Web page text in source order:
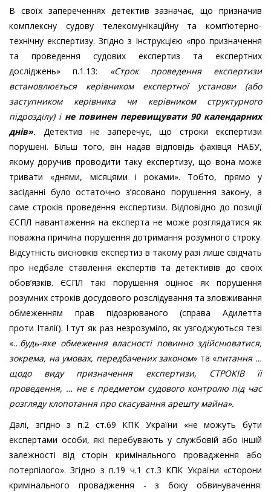
В своїх запереченнях детектив зазначає, що призначив
комплексну судову телекомунікаційну та комп’ютерно-
технічну експертизу. Згідно з Інструкцією «про призначення
та проведення судових експертиз та експертних
досліджень» п.1.13: «Строк проведення експертизи
встановлюється керівником експертної установи (або
заступником керівника чи керівником структурного
підрозділу) і не повинен перевищувати 90 календарних
днів». Детектив не заперечує, що строки експертизи
порушені. Більш того, він надав відповідь фахівця НАБУ,
якому доручив проводити таку експертизу, що вона може
тривати «днями, місяцями і роками». Тобто, прямо у
засіданні було остаточно з’ясовано порушення закону, а
саме строків проведення експертизи. Відповідно до позиції
ЄСПЛ навантаження на експерта не може розглядатися як
поважна причина порушення дотримання розумного строку.
Відсутність висновків експертиз в такому разі лише свідчать
про недбале ставлення експертів та детективів до своїх
обов’язків. ЄСПЛ такі порушення оцінює як порушення
розумних строків досудового розслідування та зловживання
обмеженням прав підозрюваного (справа Адилетта
проти Італії). І тут як раз незрозуміло, як узгоджуються тезі
«…будь-яке обмеження власності повинно здійснюватися,
зокрема, на умовах, передбачених законом» та «питання …
щодо виду призначення експертизи, СТРОКІВ її
проведення, … не є предметом судового контролю під час
розгляду клопотання про скасування арешту майна».
Далі, згідно з п.2 ст.69 КПК України «не можуть бути
експертами особи, які перебувають у службовій або іншій
залежності від сторін кримінального провадження або
потерпілого». Згідно з п.19 ч.1 ст.3 КПК України «сторони
кримінального провадження - з боку обвинувачення: